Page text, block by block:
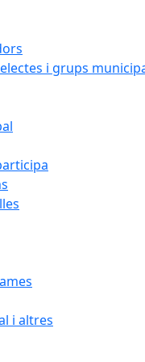
i grups
i altres